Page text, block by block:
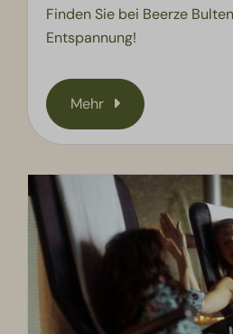
Finden Sie bei Beerze
Entspannung!
Mehr